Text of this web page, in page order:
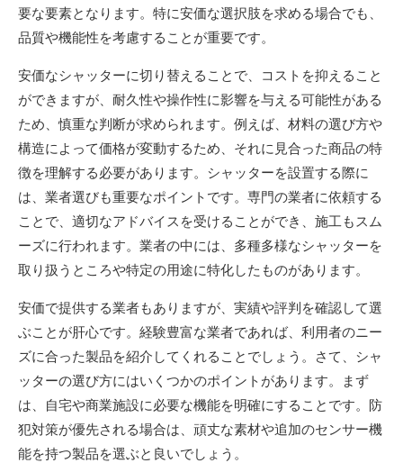
要な要素となります。特に安価な選択肢を求める場合でも、
品質や機能性を考慮することが重要です。
安価なシャッターに切り替えることで、コストを抑えること
ができますが、耐久性や操作性に影響を与える可能性がある
ため、慎重な判断が求められます。例えば、材料の選び方や
構造によって価格が変動するため、それに見合った商品の特
徴を理解する必要があります。シャッターを設置する際に
は、業者選びも重要なポイントです。専門の業者に依頼する
ことで、適切なアドバイスを受けることができ、施工もスム
ーズに行われます。業者の中には、多種多様なシャッターを
取り扱うところや特定の用途に特化したものがあります。
安価で提供する業者もありますが、実績や評判を確認して選
ぶことが肝心です。経験豊富な業者であれば、利用者のニー
ズに合った製品を紹介してくれることでしょう。さて、シャ
ッターの選び方にはいくつかのポイントがあります。まず
は、自宅や商業施設に必要な機能を明確にすることです。防
犯対策が優先される場合は、頑丈な素材や追加のセンサー機
能を持つ製品を選ぶと良いでしょう。